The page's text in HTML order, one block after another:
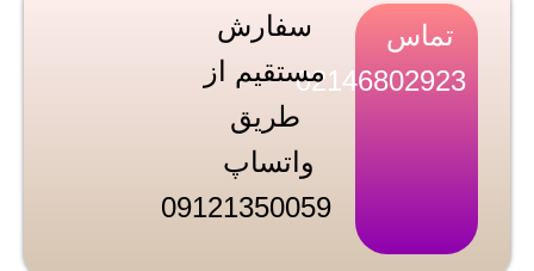
تماس
02146802923
سفارش
مستقیم از
طریق
واتساپ
09121350059